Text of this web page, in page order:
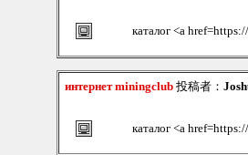
каталог <a
интернет miningclub投稿者：
каталог <a